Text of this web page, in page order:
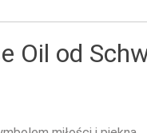
Oil od